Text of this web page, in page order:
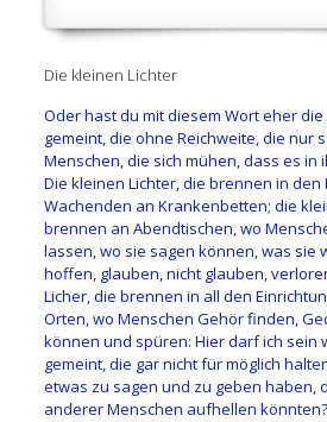
Die kleinen Lichter
Oder hast du mit diesem Wort eher die
gemeint, die ohne Reichweite, die nur
Menschen, die sich mühen, dass es in
Die kleinen Lichter, die brennen in den
Wachenden an Krankenbetten; die
brennen an Abendtischen, wo
lassen, wo sie sagen können, was sie
hoffen, glauben, nicht glauben,
Licher, die brennen in all den
Orten, wo Menschen Gehör finden,
können und spüren: Hier darf ich sein
gemeint, die gar nicht für möglich
etwas zu sagen und zu geben haben,
anderer Menschen aufhellen könnten?